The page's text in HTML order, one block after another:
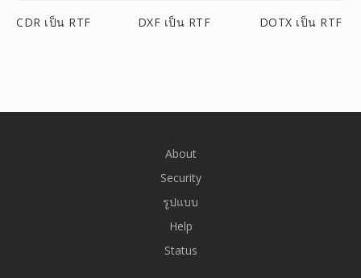
CDR เป็น RTF DXF เป็น RTF DOTX เป็น RTF
About
Security
รูปแบบ
Help
Status